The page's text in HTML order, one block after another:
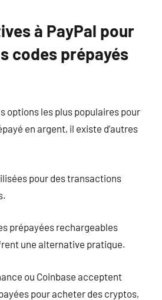
à PayPal pour
codes prépayés
options les plus populaires pour
en argent, il existe d’autres
pour des transactions
prépayées rechargeables
une alternative pratique.
ou Coinbase acceptent
pour acheter des cryptos,